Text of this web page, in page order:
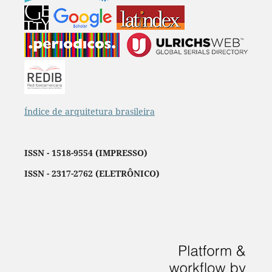
Índice de arquitetura brasileira
ISSN - 1518-9554 (IMPRESSO)
ISSN - 2317-2762 (ELETRÔNICO)